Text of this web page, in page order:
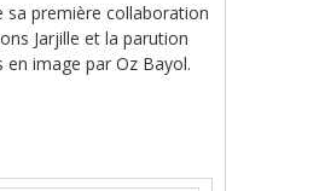
sa première collaboration
Jarjille et la parution
en image par Oz Bayol.